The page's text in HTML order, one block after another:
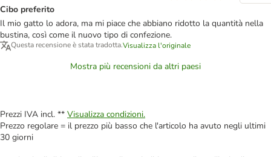
Cibo preferito
Il mio gatto lo adora, ma mi piace che abbiano ridotto la quantità nella
bustina, così come il nuovo tipo di confezione.
Questa recensione è stata tradotta.Visualizza l'originale
Mostra più recensioni da altri paesi
Prezzi IVA incl. ** Visualizza condizioni.
Prezzo regolare = il prezzo più basso che l'articolo ha avuto negli ultimi
30 giorni